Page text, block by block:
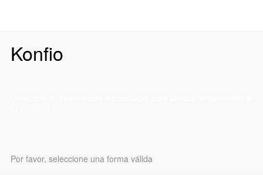
Konfio
Por favor, seleccione una forma válida